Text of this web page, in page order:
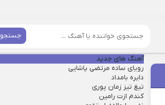
جستجو
آهنگ های جدید
رویای ساده مرتضی پاشایی
دایره بامداد
تیغ تیز زمان پوری
کندم ازت رامین